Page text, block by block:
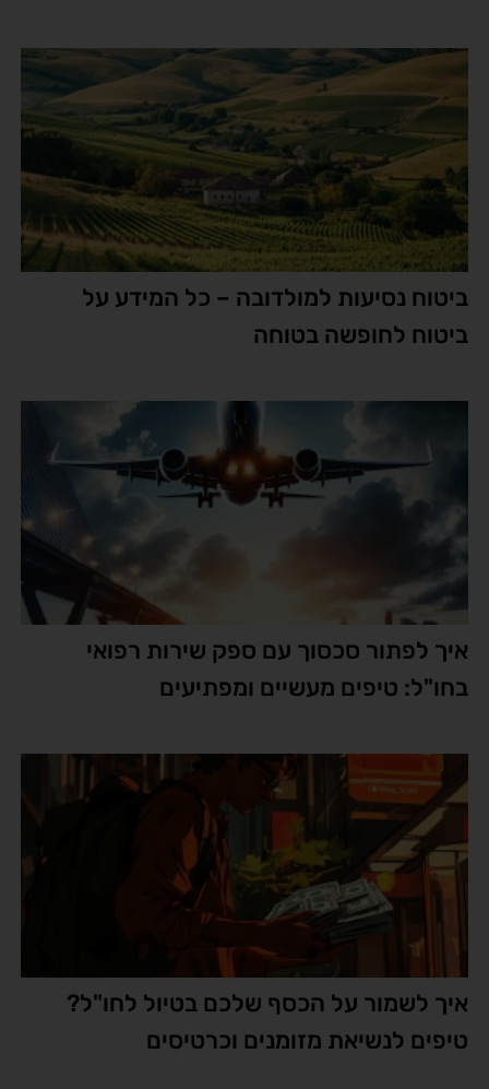
ביטוח נסיעות למולדובה – כל המידע על
ביטוח לחופשה בטוחה
איך לפתור סכסוך עם ספק שירות רפואי
בחו"ל: טיפים מעשיים ומפתיעים
איך לשמור על הכסף שלכם בטיול לחו"ל?
טיפים לנשיאת מזומנים וכרטיסים